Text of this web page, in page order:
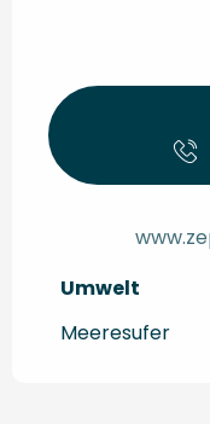
Umwelt
Umwelt
Meeresufer